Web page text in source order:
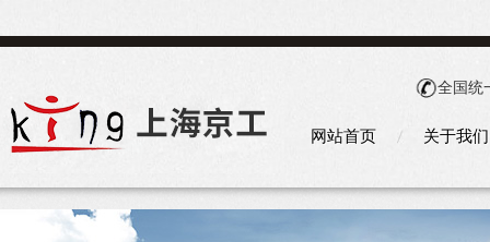
全国统
网站首页 关于我们